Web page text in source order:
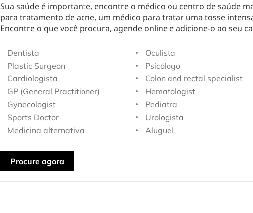
Sua saúde é importante, encontre o médico ou centro de saúde
para tratamento de acne, um médico para tratar uma tosse
Encontre o que você procura, agende online e adicione-o ao seu
Dentista Oculista
Plastic Surgeon
Psicólogo
Cardiologista
Colon and rectal specialist
GP (General Practitioner)
Hematologist
Gynecologist
Pediatra
Sports Doctor
Urologista
Medicina alternativa
Aluguel
Procure agora